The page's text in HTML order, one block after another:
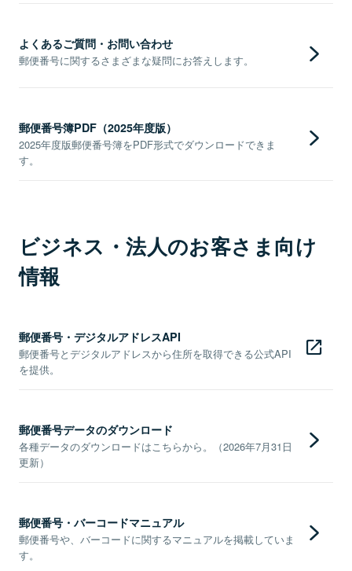
よくあるご質問・お問い合わせ
郵便番号に関するさまざまな疑問にお答えします。
郵便番号簿PDF（2025年度版）
2025年度版郵便番号簿をPDF形式でダウンロードできま
す。
ビジネス・法人のお客さま向け
情報
郵便番号・デジタルアドレスAPI
郵便番号とデジタルアドレスから住所を取得できる公式API
を提供。
郵便番号データのダウンロード
各種データのダウンロードはこちらから。（2026年7月31日
更新）
郵便番号・バーコードマニュアル
郵便番号や、バーコードに関するマニュアルを掲載していま
す。